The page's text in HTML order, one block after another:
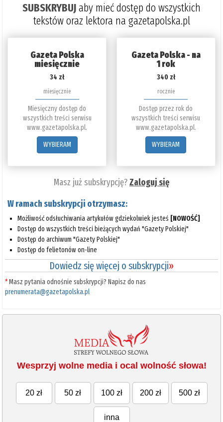
SUBSKRYBUJaby mieć dostęp do wszystkich
tekstów oraz lektora na gazetapolska.pl
Gazeta Polska
miesięcznie
34 zł
miesięcznie
Miesięczny dostęp do
wszystkich treści serwisu
www.gazetapolska.pl.
WYBIERAM
Gazeta Polska - na
1 rok
340 zł
rocznie
Dostęp przez rok do
wszystkich treści serwisu
www.gazetapolska.pl.
WYBIERAM
Masz już subskrypcję?Zaloguj się
W ramach subskrypcji otrzymasz:
Możliwość odsłuchiwania artykułów gdziekolwiek jesteś [NOWOŚĆ]
Dostęp do wszystkich treści bieżących wydań "Gazety Polskiej"
Dostęp do archiwum "Gazety Polskiej"
Dostęp do felietonów on-line
Dowiedz się więcej o subskrypcji»
*Masz pytania odnośnie subskrypcji? Napisz do nas
prenumerata@gazetapolska.pl
Wesprzyj wolne media i ocal wolność słowa!
20 zł 50 zł 100 zł 200 zł 500 zł
inna